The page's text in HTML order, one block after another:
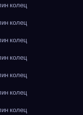
колец
колец
колец
колец
колец
колец
колец